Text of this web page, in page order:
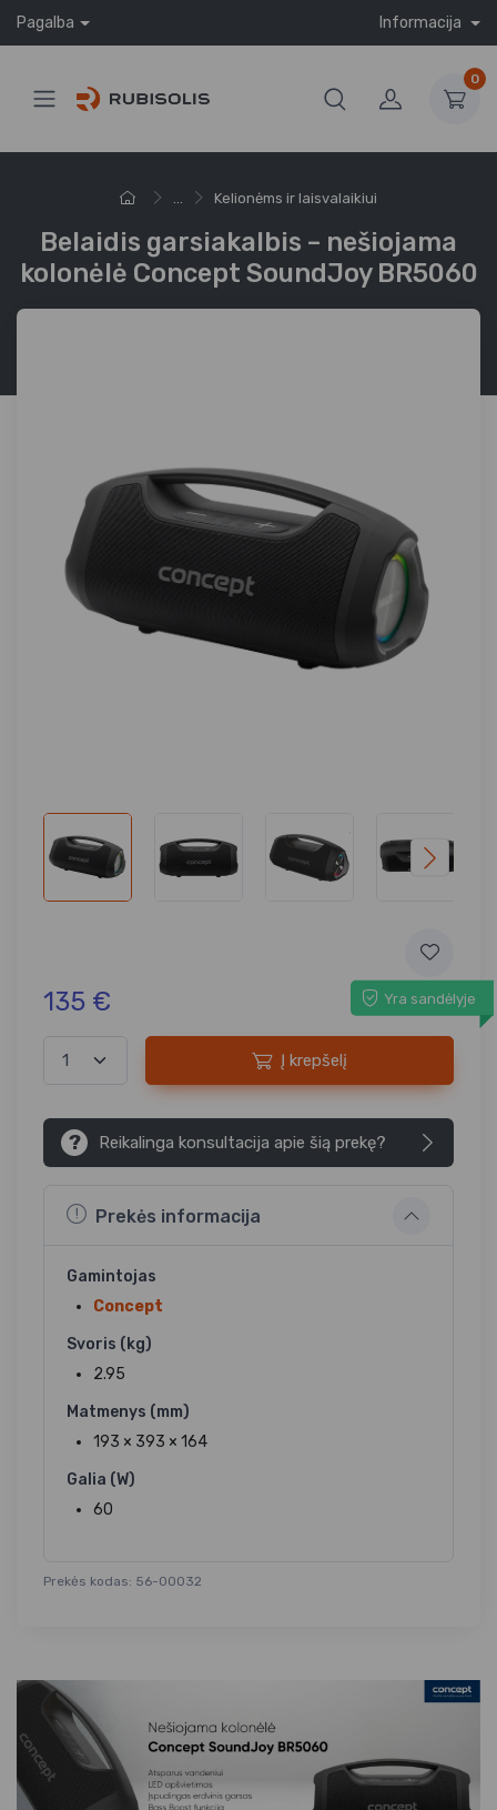
Pagalba Informacija
0
... Kelionėms ir laisvalaikiui
Belaidis garsiakalbis – nešiojama
kolonėlė Concept SoundJoy BR5060
135 € Yra sandėlyje
Į krepšelį
? Reikalinga konsultacija apie šią prekę?
Prekės informacija
Gamintojas
Concept
Svoris (kg)
2.95
Matmenys (mm)
193 × 393 × 164
Galia (W)
60
Prekės kodas: 56-00032